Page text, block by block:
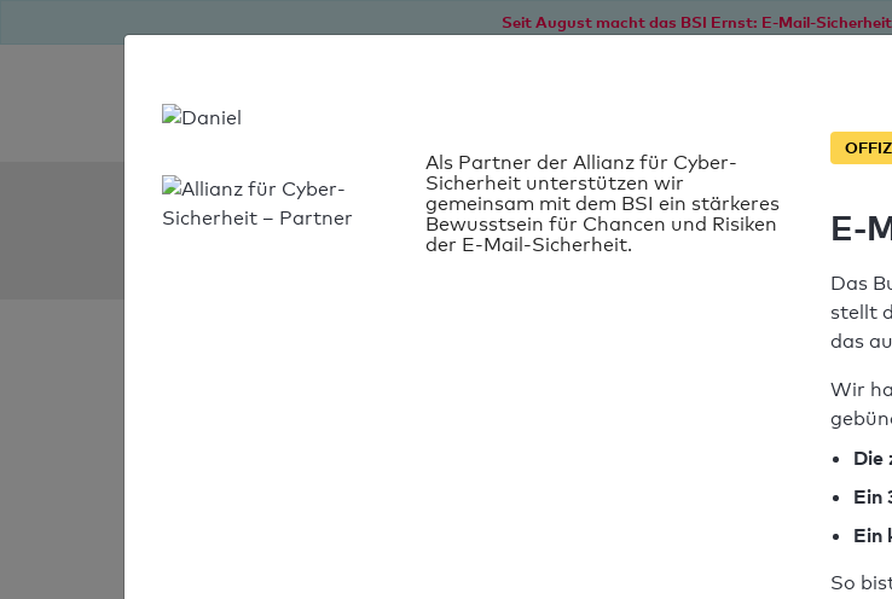
Seit August macht das BSI Ernst: E-Mail-
SPF Check:
Syntaxprüfung: 0 Fehler
Als Partner der Allianz für Cyber-
Sicherheit unterstützen wir
gemeinsam mit dem BSI ein stärkeres
Bewusstsein für Chancen und Risiken
der E-Mail-Sicherheit.
E-
Das
stellt
das
Wir
Die
Ein
Ein
So